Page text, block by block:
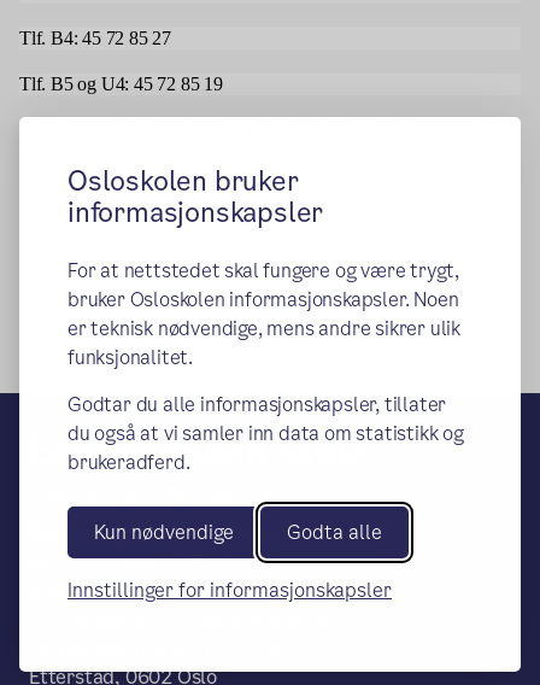
Osloskolen bruker
informasjonskapsler
For at nettstedet skal fungere og være trygt,
bruker Osloskolen informasjonskapsler. Noen
er teknisk nødvendige, mens andre sikrer ulik
funksjonalitet.
Godtar du alle informasjonskapsler, tillater
du også at vi samler inn data om statistikk og
brukeradferd.
Kun nødvendige Godta alle
Innstillinger for informasjonskapsler
Tlf. B4: 45 72 85 27
Tlf. B5 og U4: 45 72 85 19
13.09.2021
Lønnebakken skole
– en del av Osloskolen
Besøks- og leveringsadresse:
Bredtvetveien 4, 0950 Oslo
Postadresse:
Etterstad, 0602 Oslo